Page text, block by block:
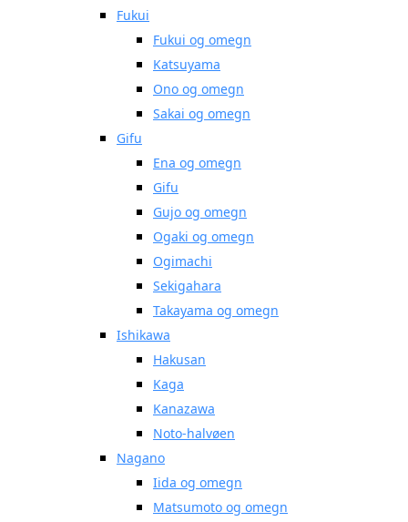
Fukui
Fukui og omegn
Katsuyama
Ono og omegn
Sakai og omegn
Gifu
Ena og omegn
Gifu
Gujo og omegn
Ogaki og omegn
Ogimachi
Sekigahara
Takayama og omegn
Ishikawa
Hakusan
Kaga
Kanazawa
Noto-halvøen
Nagano
Iida og omegn
Matsumoto og omegn